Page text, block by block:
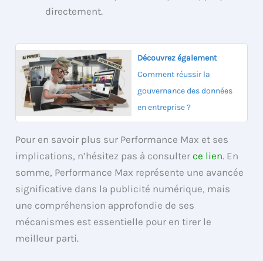
directement.
Découvrez également
Comment réussir la
gouvernance des données
en entreprise ?
Pour en savoir plus sur Performance Max et ses
implications, n’hésitez pas à consulterce lien. En
somme, Performance Max représente une avancée
significative dans la publicité numérique, mais
une compréhension approfondie de ses
mécanismes est essentielle pour en tirer le
meilleur parti.